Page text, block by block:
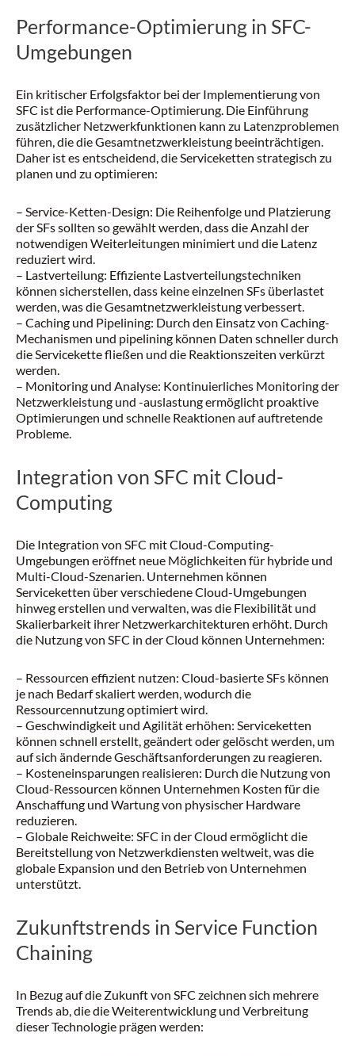
Performance-Optimierung in SFC-
Umgebungen
Ein kritischer Erfolgsfaktor bei der Implementierung von
SFC ist die Performance-Optimierung. Die Einführung
zusätzlicher Netzwerkfunktionen kann zu Latenzproblemen
führen, die die Gesamtnetzwerkleistung beeinträchtigen.
Daher ist es entscheidend, die Serviceketten strategisch zu
planen und zu optimieren:
– Service-Ketten-Design: Die Reihenfolge und Platzierung
der SFs sollten so gewählt werden, dass die Anzahl der
notwendigen Weiterleitungen minimiert und die Latenz
reduziert wird.
– Lastverteilung: Effiziente Lastverteilungstechniken
können sicherstellen, dass keine einzelnen SFs überlastet
werden, was die Gesamtnetzwerkleistung verbessert.
– Caching und Pipelining: Durch den Einsatz von Caching-
Mechanismen und pipelining können Daten schneller durch
die Servicekette fließen und die Reaktionszeiten verkürzt
werden.
– Monitoring und Analyse: Kontinuierliches Monitoring der
Netzwerkleistung und -auslastung ermöglicht proaktive
Optimierungen und schnelle Reaktionen auf auftretende
Probleme.
Integration von SFC mit Cloud-
Computing
Die Integration von SFC mit Cloud-Computing-
Umgebungen eröffnet neue Möglichkeiten für hybride und
Multi-Cloud-Szenarien. Unternehmen können
Serviceketten über verschiedene Cloud-Umgebungen
hinweg erstellen und verwalten, was die Flexibilität und
Skalierbarkeit ihrer Netzwerkarchitekturen erhöht. Durch
die Nutzung von SFC in der Cloud können Unternehmen:
– Ressourcen effizient nutzen: Cloud-basierte SFs können
je nach Bedarf skaliert werden, wodurch die
Ressourcennutzung optimiert wird.
– Geschwindigkeit und Agilität erhöhen: Serviceketten
können schnell erstellt, geändert oder gelöscht werden, um
auf sich ändernde Geschäftsanforderungen zu reagieren.
– Kosteneinsparungen realisieren: Durch die Nutzung von
Cloud-Ressourcen können Unternehmen Kosten für die
Anschaffung und Wartung von physischer Hardware
reduzieren.
– Globale Reichweite: SFC in der Cloud ermöglicht die
Bereitstellung von Netzwerkdiensten weltweit, was die
globale Expansion und den Betrieb von Unternehmen
unterstützt.
Zukunftstrends in Service Function
Chaining
In Bezug auf die Zukunft von SFC zeichnen sich mehrere
Trends ab, die die Weiterentwicklung und Verbreitung
dieser Technologie prägen werden: